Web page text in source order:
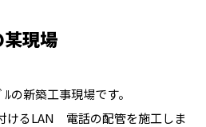
現場
新築工事現場です。
けるLAN 電話の配管を施工しま